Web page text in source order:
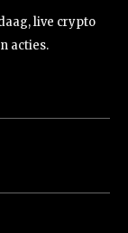
live crypto
acties.